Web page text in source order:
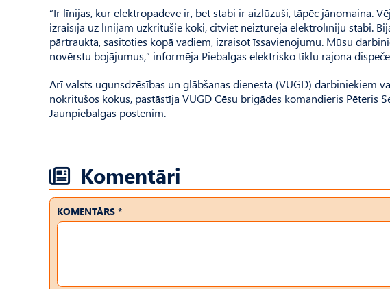
“Ir līnijas, kur elektropadeve ir, bet stabi ir aizlūzuši, tāpēc jānomaina.
izraisīja uz līnijām uzkritušie koki, citviet neizturēja elektrolīniju stabi.
pārtraukta, sasitoties kopā vadiem, izraisot īssavienojumu. Mūsu
novērstu bojājumus,” informēja Piebalgas elektrisko tīklu rajona
Arī valsts ugunsdzēsības un glābšanas dienesta (VUGD) darbiniekiem
nokritušos kokus, pastāstīja VUGD Cēsu brigādes komandieris Pēteris
Jaunpiebalgas postenim.
Komentāri
KOMENTĀRS *